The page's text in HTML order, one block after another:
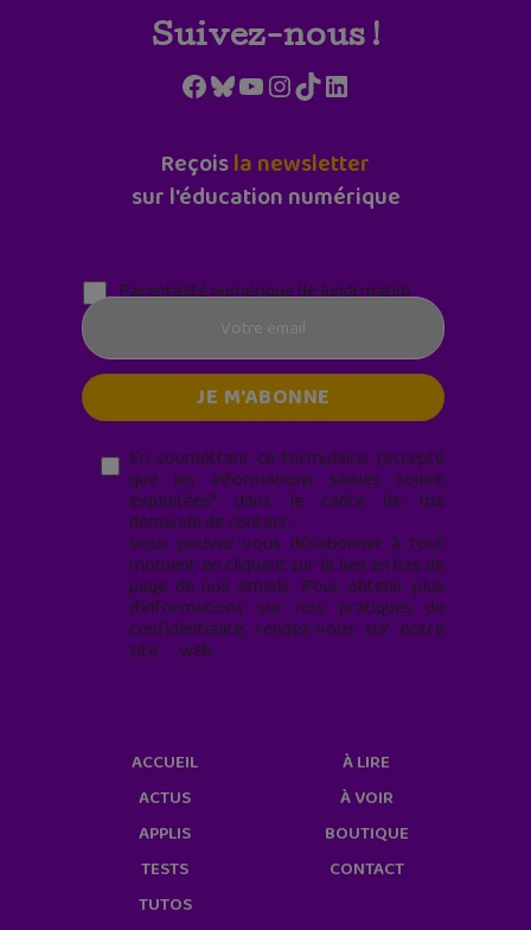
Suivez-nous !
Facebook
Bluesky
YouTube
Instagram
TikTokLinkedIn
Reçoisla newsletter
sur l'éducation numérique
Parentalité numérique (le lundi matin)
En soumettant ce formulaire, j’accepte
que les informations saisies soient
exploitées* dans le cadre de ma
demande de contact.
Vous pouvez vous désabonner à tout
moment en cliquant sur le lien en bas de
page de nos emails. Pour obtenir plus
d'informations sur nos pratiques de
confidentialité, rendez-vous sur notre
site web
ACCUEIL
ACTUS
APPLIS
TESTS
TUTOS
À LIRE
À VOIR
BOUTIQUE
CONTACT